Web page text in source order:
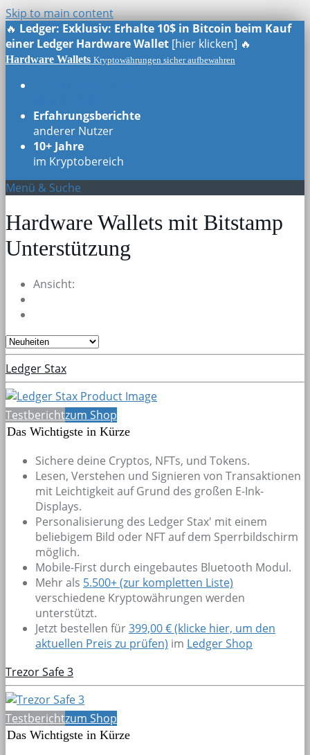
Skip to main content
🔥 Ledger: Exklusiv: Erhalte 10$ in Bitcoin beim Kauf
einer Ledger Hardware Wallet [hier klicken] 🔥
Hardware Wallets Kryptowährungen sicher aufbewahren
Erfahrungsberichte
anderer Nutzer
10+ Jahre
im Kryptobereich
Menü & Suche
Hardware Wallets mit Bitstamp
Unterstützung
Ansicht:
Ledger Stax
Testberichtzum Shop
Das Wichtigste in Kürze
Sichere deine Cryptos, NFTs, und Tokens.
Lesen, Verstehen und Signieren von Transaktionen
mit Leichtigkeit auf Grund des großen E-Ink-
Displays.
Personalisierung des Ledger Stax' mit einem
beliebigem Bild oder NFT auf dem Sperrbildschirm
möglich.
Mobile-First durch eingebautes Bluetooth Modul.
Mehr als 5.500+(zur kompletten Liste)
verschiedene Kryptowährungen werden
unterstützt.
Jetzt bestellen für399,00 € (klicke hier, um den
aktuellen Preis zu prüfen) im Ledger Shop
Trezor Safe 3
Testberichtzum Shop
Das Wichtigste in Kürze